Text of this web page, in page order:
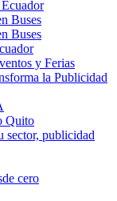
Buses
Buses
y Ferias
la Publicidad
Quito
sector, publicidad
cero